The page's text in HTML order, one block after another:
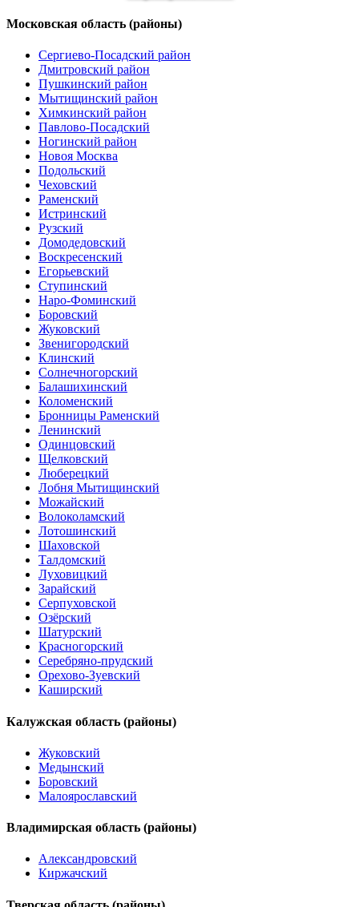
Московская область (районы)
Сергиево-Посадский район
Дмитровский район
Пушкинский район
Мытищинский район
Химкинский район
Павлово-Посадский
Ногинский район
Новоя Москва
Подольский
Чеховский
Раменский
Истринский
Рузский
Домодедовский
Воскресенский
Егорьевский
Ступинский
Наро-Фоминский
Боровский
Жуковский
Звенигородский
Клинский
Солнечногорский
Балашихинский
Коломенский
Бронницы Раменский
Ленинский
Одинцовский
Щелковский
Люберецкий
Лобня Мытищинский
Можайский
Волоколамский
Лотошинский
Шаховской
Талдомский
Луховицкий
Зарайский
Серпуховской
Озёрский
Шатурский
Красногорский
Серебряно-прудский
Орехово-Зуевский
Каширский
Калужская область (районы)
Жуковский
Медынский
Боровский
Малоярославский
Владимирская область (районы)
Александровский
Киржачский